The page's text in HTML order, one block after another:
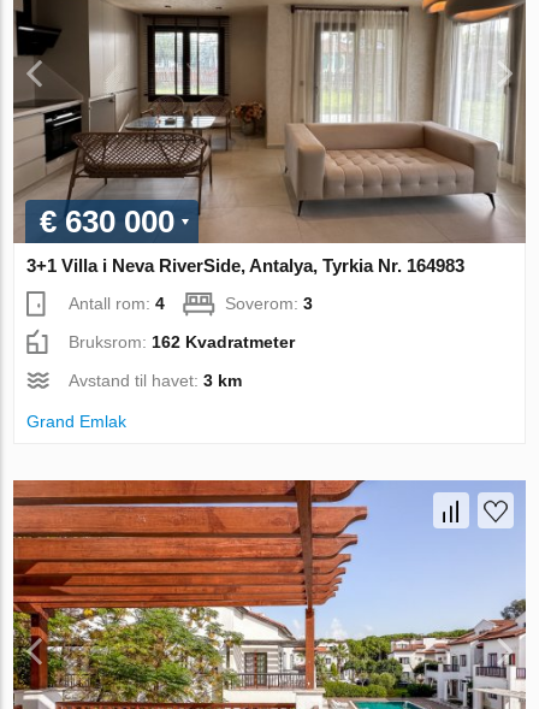
€ 630 000
3+1 Villa i Neva RiverSide, Antalya, Tyrkia Nr. 164983
Antall rom:4 Soverom:3
Bruksrom: 162 Kvadratmeter
Avstand til havet:3 km
Grand Emlak